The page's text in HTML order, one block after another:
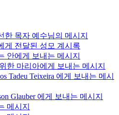
한 목자 예수님의 메시지
게 전달된 성모 계시록
안에게 보내는 메시지
한 마리아에게 보내는 메시지
Tadeu Teixeira 에게 보내는 메시
Glauber 에게 보내는 메시지
메시지